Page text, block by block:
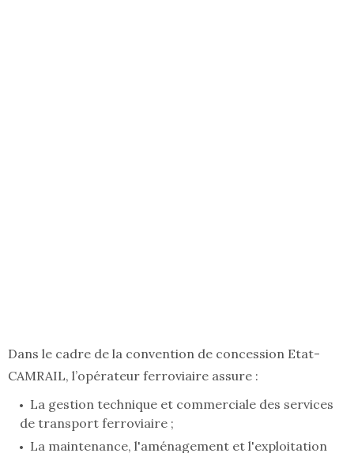
Dans le cadre de la convention de concession Etat-
CAMRAIL, l’opérateur ferroviaire assure :
La gestion technique et commerciale des services
de transport ferroviaire ;
La maintenance, l'aménagement et l'exploitation